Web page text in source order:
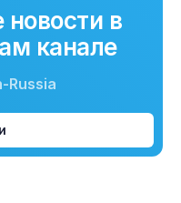
в
канале
Russia